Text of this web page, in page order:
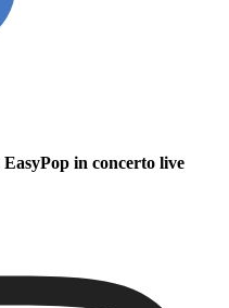
EasyPop in concerto live